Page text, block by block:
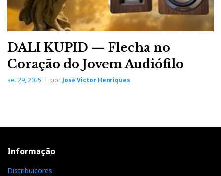
DALI KUPID — Flecha no
Coração do Jovem Audiófilo
set 29, 2025 porJosé Victor Henriques
Informação
Distribuidores